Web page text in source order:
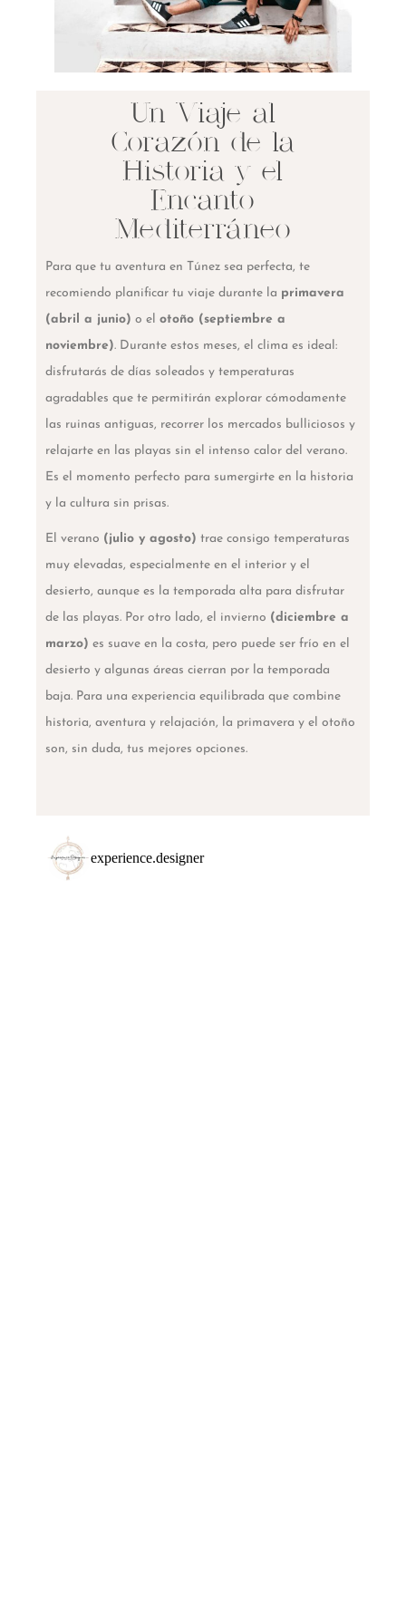
Un Viaje al
Corazón de la
Historia y el
Encanto
Mediterráneo
Para que tu aventura en Túnez sea perfecta, te
recomiendo planificar tu viaje durante la primavera
(abril a junio) o elotoño (septiembre a
noviembre). Durante estos meses, el clima es ideal:
disfrutarás de días soleados y temperaturas
agradables que te permitirán explorar cómodamente
las ruinas antiguas, recorrer los mercados bulliciosos y
relajarte en las playas sin el intenso calor del verano.
Es el momento perfecto para sumergirte en la historia
y la cultura sin prisas.
El verano (julio y agosto) trae consigo temperaturas
muy elevadas, especialmente en el interior y el
desierto, aunque es la temporada alta para disfrutar
de las playas. Por otro lado, el invierno (diciembre a
marzo) es suave en la costa, pero puede ser frío en el
desierto y algunas áreas cierran por la temporada
baja. Para una experiencia equilibrada que combine
historia, aventura y relajación, la primavera y el otoño
son, sin duda, tus mejores opciones.
experience.designer